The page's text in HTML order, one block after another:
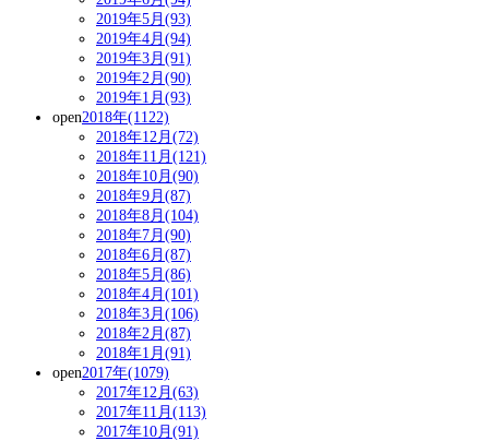
2019年5月(93)
2019年4月(94)
2019年3月(91)
2019年2月(90)
2019年1月(93)
open2018年(1122)
2018年12月(72)
2018年11月(121)
2018年10月(90)
2018年9月(87)
2018年8月(104)
2018年7月(90)
2018年6月(87)
2018年5月(86)
2018年4月(101)
2018年3月(106)
2018年2月(87)
2018年1月(91)
open2017年(1079)
2017年12月(63)
2017年11月(113)
2017年10月(91)